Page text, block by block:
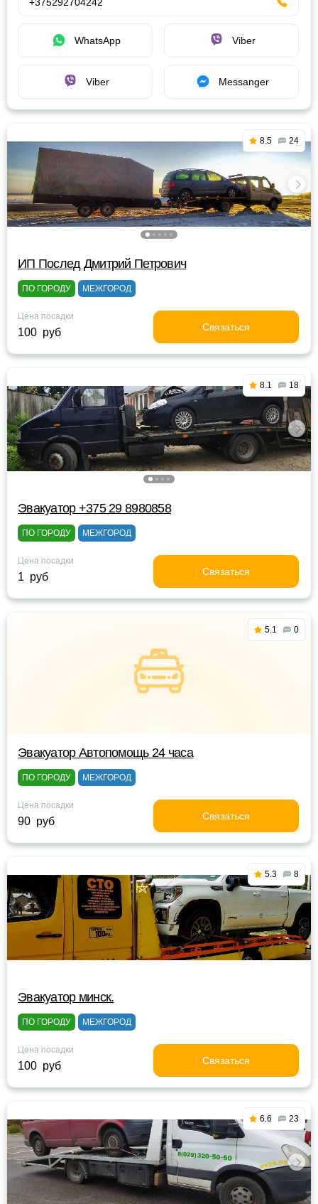
WhatsApp Viber
Viber Messanger
8.5 24
ИП Послед Дмитрий Петрович
ПО ГОРОДУ МЕЖГОРОД
Цена посадки
100 руб Связаться
8.1 18
Эвакуатор +375 29 8980858
ПО ГОРОДУ МЕЖГОРОД
Цена посадки
1 руб Связаться
5.1 0
Эвакуатор Автопомощь 24 часа
ПО ГОРОДУ МЕЖГОРОД
Цена посадки
90 руб Связаться
5.3 8
Эвакуатор минск.
ПО ГОРОДУ МЕЖГОРОД
Цена посадки
100 руб Связаться
6.6 23